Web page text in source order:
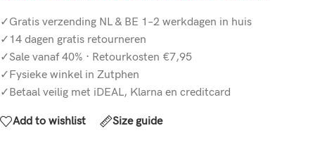
✓Gratis verzending NL & BE 1–2 werkdagen in huis
✓14 dagen gratis retourneren
✓Sale vanaf 40% · Retourkosten €7,95
✓Fysieke winkel in Zutphen
✓Betaal veilig met iDEAL, Klarna en creditcard
Add to wishlist Size guide